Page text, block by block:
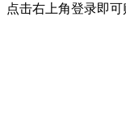
点击右上角登录即